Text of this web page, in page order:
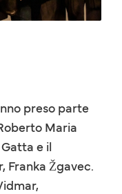
preso parte
Maria
e il
Franka Žgavec.